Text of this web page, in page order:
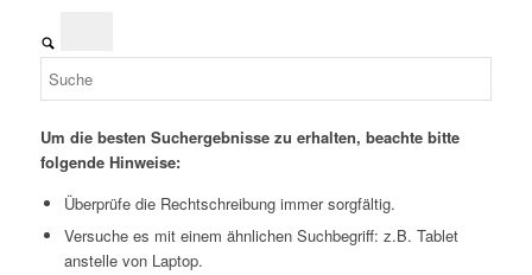
Um die besten Suchergebnisse zu erhalten, beachte bitte
folgende Hinweise:
Überprüfe die Rechtschreibung immer sorgfältig.
Versuche es mit einem ähnlichen Suchbegriff: z.B. Tablet
anstelle von Laptop.